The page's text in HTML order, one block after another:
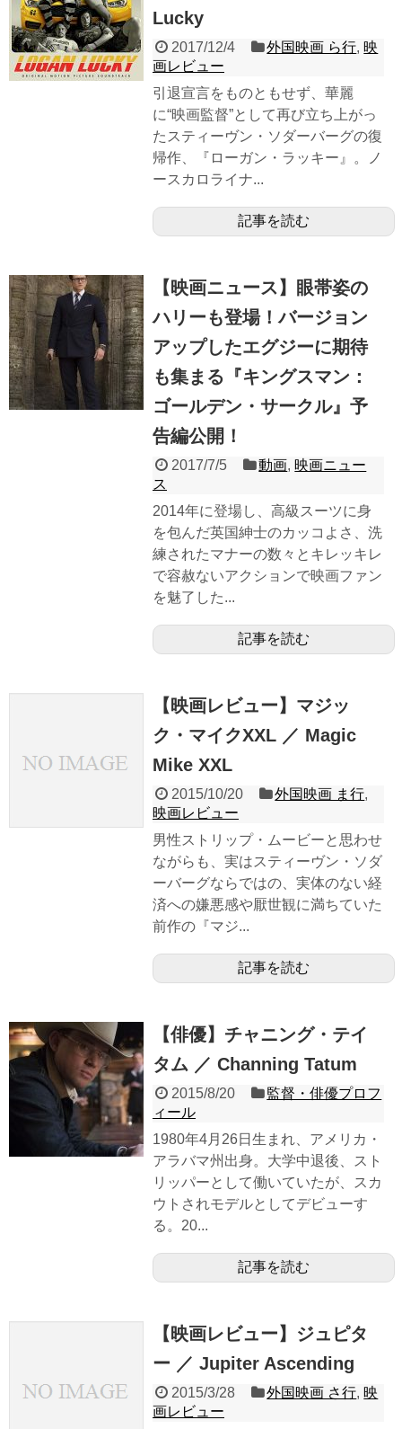
Lucky
2017/12/4 外国映画 ら行, 映
画レビュー
引退宣言をものともせず、華麗
に“映画監督”として再び立ち上がっ
たスティーヴン・ソダーバーグの復
帰作、『ローガン・ラッキー』。ノ
ースカロライナ...
記事を読む
【映画ニュース】眼帯姿の
ハリーも登場！バージョン
アップしたエグジーに期待
も集まる『キングスマン：
ゴールデン・サークル』予
告編公開！
2017/7/5 動画, 映画ニュー
ス
2014年に登場し、高級スーツに身
を包んだ英国紳士のカッコよさ、洗
練されたマナーの数々とキレッキレ
で容赦ないアクションで映画ファン
を魅了した...
記事を読む
【映画レビュー】マジッ
ク・マイクXXL ／ Magic
Mike XXL
2015/10/20 外国映画 ま行,
映画レビュー
男性ストリップ・ムービーと思わせ
ながらも、実はスティーヴン・ソダ
ーバーグならではの、実体のない経
済への嫌悪感や厭世観に満ちていた
前作の『マジ...
記事を読む
【俳優】チャニング・テイ
タム ／ Channing Tatum
2015/8/20
監督・俳優プロフ
ィール
1980年4月26日生まれ、アメリカ・
アラバマ州出身。大学中退後、スト
リッパーとして働いていたが、スカ
ウトされモデルとしてデビューす
る。20...
記事を読む
【映画レビュー】ジュピタ
ー ／ Jupiter Ascending
2015/3/28 外国映画 さ行, 映
画レビュー